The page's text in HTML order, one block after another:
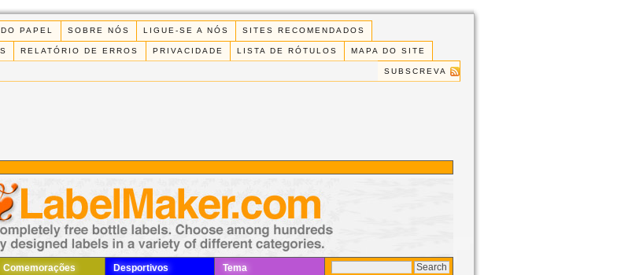
PAPEL SOBRE NÓS LIGUE-SE A NÓS SITES RECOMENDADOS
RELATÓRIO DE ERROS PRIVACIDADE LISTA DE RÓTULOS MAPA DO SITE
SUBSCREVA
Comemorações Desportivos Tema